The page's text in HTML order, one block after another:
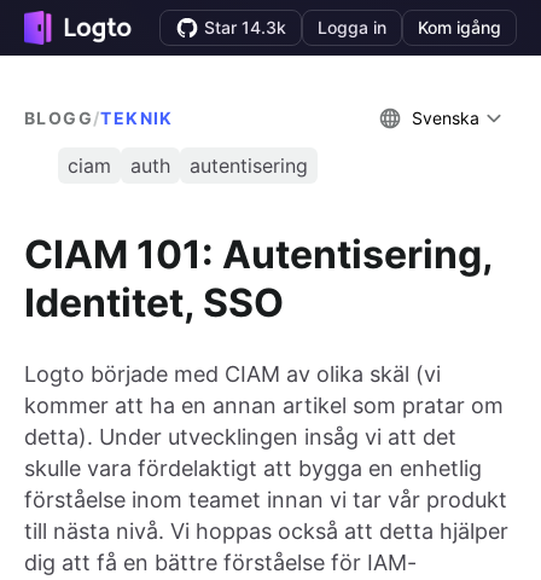
Star 14.3k Logga in Kom igång
BLOGG/TEKNIK Svenska
ciam auth autentisering
CIAM 101: Autentisering,
Identitet, SSO
Logto började med CIAM av olika skäl (vi
kommer att ha en annan artikel som pratar om
detta). Under utvecklingen insåg vi att det
skulle vara fördelaktigt att bygga en enhetlig
förståelse inom teamet innan vi tar vår produkt
till nästa nivå. Vi hoppas också att detta hjälper
dig att få en bättre förståelse för IAM-